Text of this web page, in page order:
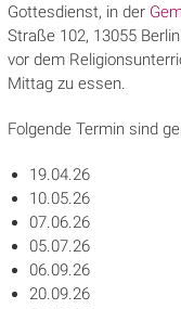
Gottesdienst, in der
Straße 102, 13055
vor dem
Mittag zu essen.
Folgende Termin sind
19.04.26
10.05.26
07.06.26
05.07.26
06.09.26
20.09.26